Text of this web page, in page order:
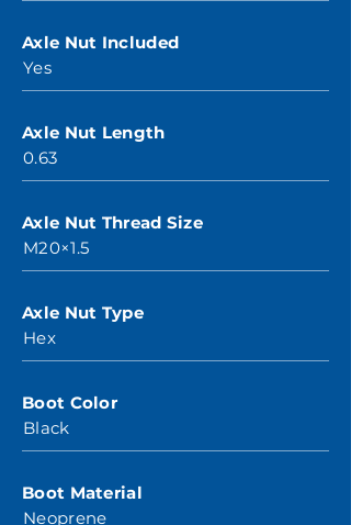
Axle Nut Included
Yes
Axle Nut Length
0.63
Axle Nut Thread Size
M20×1.5
Axle Nut Type
Hex
Boot Color
Black
Boot Material
Neoprene